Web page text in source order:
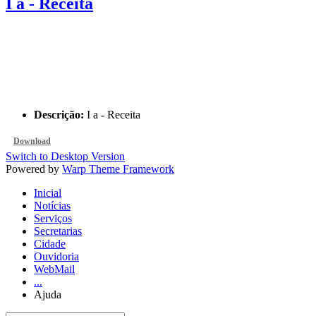
Descrição: I a - Receita
Download
Switch to Desktop Version
Powered by Warp Theme Framework
Inicial
Notícias
Serviços
Secretarias
Cidade
Ouvidoria
WebMail
...
Ajuda